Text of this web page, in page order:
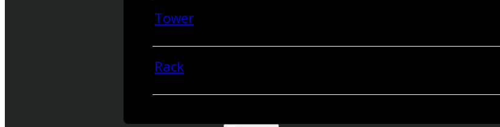
Tower
Rack